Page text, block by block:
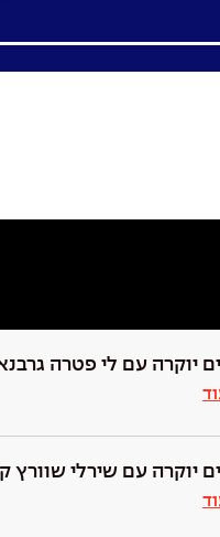
יוקרה עם לי פטרה
יוקרה עם שירלי שוורץ